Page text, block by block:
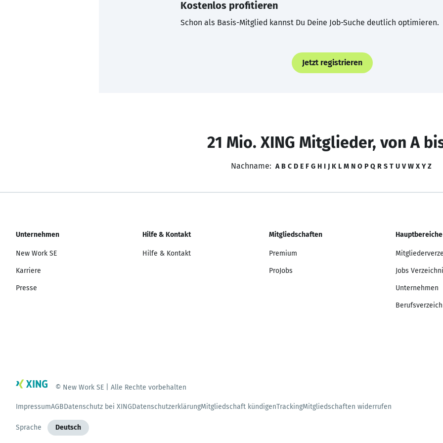
Kostenlos profitieren
Schon als Basis-Mitglied kannst Du Deine Job-Suche deutlich optimieren.
Jetzt registrieren
21 Mio. XING Mitglieder, von A
Nachname: A B C D E F G H I J K L M N O P Q R S T U V W X Y Z
Unternehmen
New Work SE
Karriere
Presse
Hilfe & Kontakt
Hilfe & Kontakt
Mitgliedschaften
Premium
ProJobs
Hauptbereiche
Jobs
Unternehmen
© New Work SE | Alle Rechte vorbehalten
ImpressumAGBDatenschutz bei XINGDatenschutzerklärungMitgliedschaft kündigenTrackingMitgliedschaften widerrufen
Sprache Deutsch